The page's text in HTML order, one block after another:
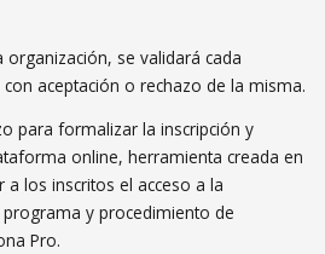
organización, se validará cada
aceptación o rechazo de la misma.
para formalizar la inscripción y
online, herramienta creada en
los inscritos el acceso a la
y procedimiento de
Pro.